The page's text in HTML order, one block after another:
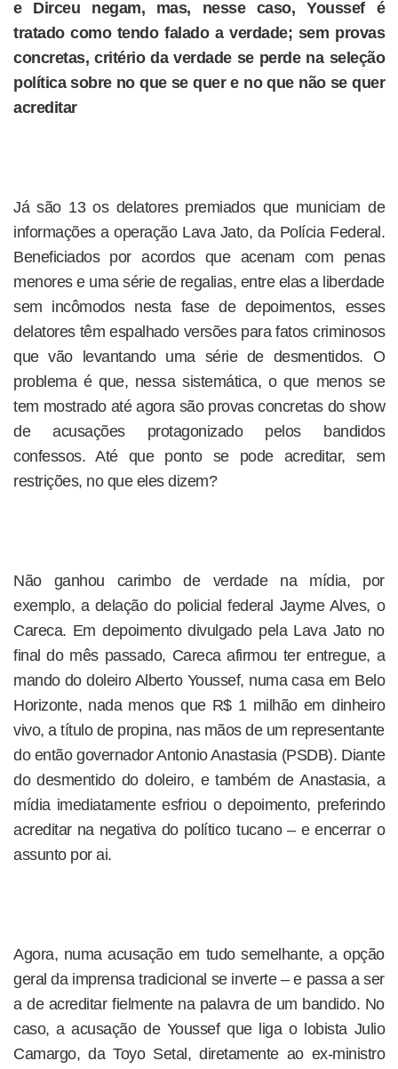
e Dirceu negam, mas, nesse caso, Youssef é
tratado como tendo falado a verdade; sem provas
concretas, critério da verdade se perde na seleção
política sobre no que se quer e no que não se quer
acreditar
Já são 13 os delatores premiados que municiam de
informações a operação Lava Jato, da Polícia Federal.
Beneficiados por acordos que acenam com penas
menores e uma série de regalias, entre elas a liberdade
sem incômodos nesta fase de depoimentos, esses
delatores têm espalhado versões para fatos criminosos
que vão levantando uma série de desmentidos. O
problema é que, nessa sistemática, o que menos se
tem mostrado até agora são provas concretas do show
de acusações protagonizado pelos bandidos
confessos. Até que ponto se pode acreditar, sem
restrições, no que eles dizem?
Não ganhou carimbo de verdade na mídia, por
exemplo, a delação do policial federal Jayme Alves, o
Careca. Em depoimento divulgado pela Lava Jato no
final do mês passado, Careca afirmou ter entregue, a
mando do doleiro Alberto Youssef, numa casa em Belo
Horizonte, nada menos que R$ 1 milhão em dinheiro
vivo, a título de propina, nas mãos de um representante
do então governador Antonio Anastasia (PSDB). Diante
do desmentido do doleiro, e também de Anastasia, a
mídia imediatamente esfriou o depoimento, preferindo
acreditar na negativa do político tucano – e encerrar o
assunto por ai.
Agora, numa acusação em tudo semelhante, a opção
geral da imprensa tradicional se inverte – e passa a ser
a de acreditar fielmente na palavra de um bandido. No
caso, a acusação de Youssef que liga o lobista Julio
Camargo, da Toyo Setal, diretamente ao ex-ministro